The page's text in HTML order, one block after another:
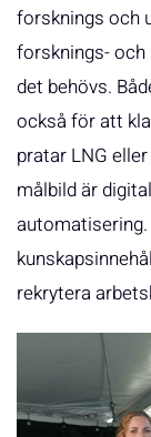
forsknings och
forsknings-
det behövs.
också för att
pratar LNG
målbild är
rekrytera